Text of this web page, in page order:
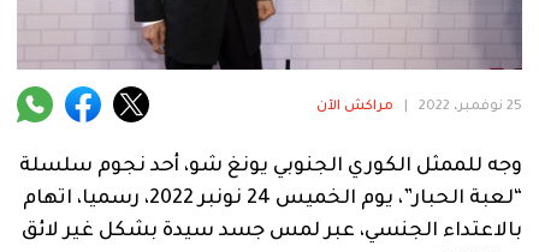
آراء 25 نوفمبر، 2022 مراكش الآن
وجه للممثل الكوري الجنوبي يونغ شو، أحد نجوم سلسلة
“لعبة الحبار”، يوم الخميس 24 نونبر 2022، رسميا، اتهام
بالاعتداء الجنسي، عبر لمس جسد سيدة بشكل غير لائق